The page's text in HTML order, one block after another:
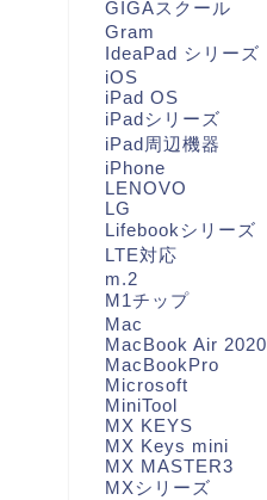
GIGAスクール
Gram
IdeaPad シリーズ
iOS
iPad OS
iPadシリーズ
iPad周辺機器
iPhone
LENOVO
LG
Lifebookシリーズ
LTE対応
m.2
M1チップ
Mac
MacBook Air 2020
MacBookPro
Microsoft
MiniTool
MX KEYS
MX Keys mini
MX MASTER3
MXシリーズ